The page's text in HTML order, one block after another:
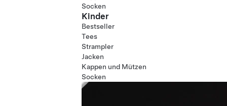
Socken
Kinder
Bestseller
Tees
Strampler
Jacken
Kappen und Mützen
Socken